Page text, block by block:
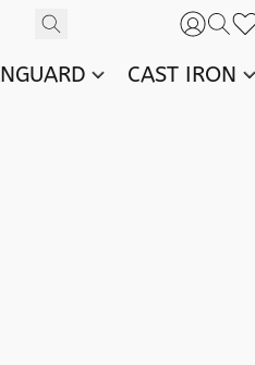
CAST IRON